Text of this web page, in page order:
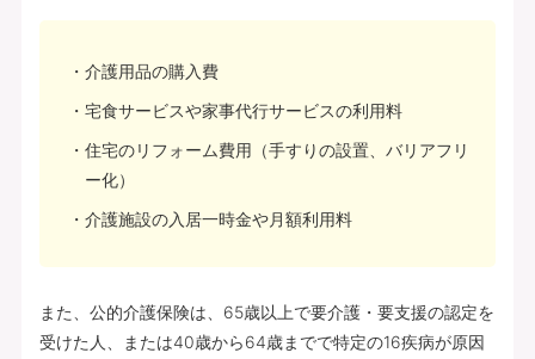
介護用品の購入費
宅食サービスや家事代行サービスの利用料
住宅のリフォーム費用（手すりの設置、バリアフリ
ー化）
介護施設の入居一時金や月額利用料
また、公的介護保険は、65歳以上で要介護・要支援の認定を
受けた人、または40歳から64歳までで特定の16疾病が原因